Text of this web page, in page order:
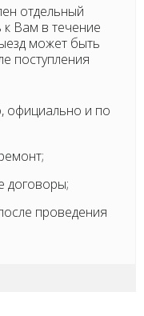
отдельный
Вам в течение
может быть
поступления
официально и по
договоры;
проведения